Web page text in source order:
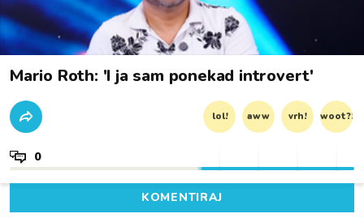
Mario Roth: 'I ja sam ponekad introvert'
lol! aww vrh! woot?!
0
KOMENTIRAJ